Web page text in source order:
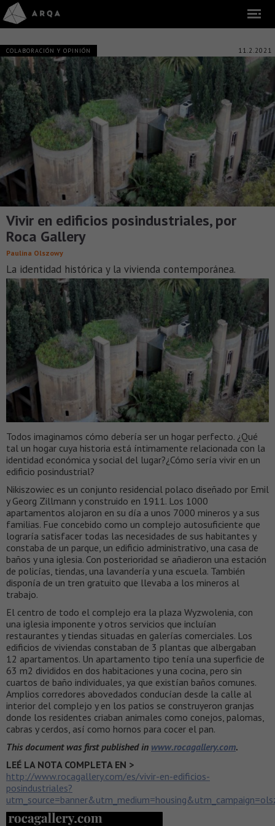
COLABORACIÓN Y OPINIÓN 11.2.2021
Vivir en edificios posindustriales, por
Roca Gallery
Paulina Olszowy
La identidad histórica y la vivienda contemporánea.
Todos imaginamos cómo debería ser un hogar perfecto. ¿Qué
tal un hogar cuya historia está íntimamente relacionada con la
identidad económica y social del lugar?¿Cómo sería vivir en un
edificio posindustrial?
Nikiszowiec es un conjunto residencial polaco diseñado por Emil
y Georg Zillmann y construido en 1911. Los 1000
apartamentos alojaron en su día a unos 7000 mineros y a sus
familias. Fue concebido como un complejo autosuficiente que
lograría satisfacer todas las necesidades de sus habitantes y
constaba de un parque, un edificio administrativo, una casa de
baños y una iglesia. Con posterioridad se añadieron una estación
de policías, tiendas, una lavandería y una escuela. También
disponía de un tren gratuito que llevaba a los mineros al
trabajo.
El centro de todo el complejo era la plaza Wyzwolenia, con
una iglesia imponente y otros servicios que incluían
restaurantes y tiendas situadas en galerías comerciales. Los
edificios de viviendas constaban de 3 plantas que albergaban
12 apartamentos. Un apartamento tipo tenía una superficie de
63 m2 divididos en dos habitaciones y una cocina, pero sin
cuartos de baño individuales, ya que existían baños comunes.
Amplios corredores abovedados conducían desde la calle al
interior del complejo y en los patios se construyeron granjas
donde los residentes criaban animales como conejos, palomas,
cabras y cerdos, así como hornos para cocer el pan.
This document was first published in www.rocagallery.com.
LEÉ LA NOTA COMPLETA EN >
http://www.rocagallery.com/es/vivir-en-edificios-
posindustriales?